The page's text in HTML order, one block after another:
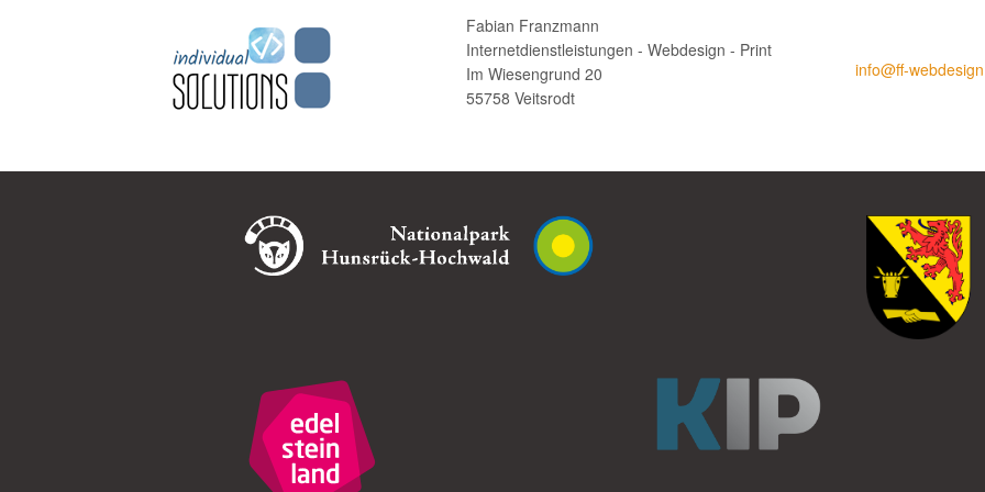
Fabian Franzmann
Internetdienstleistungen - Webdesign - Print
Im Wiesengrund 20
55758 Veitsrodt
info@ff-